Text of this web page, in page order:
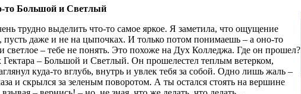
то Большой и Светлый
трудно выделить что-то самое яркое. Я заметила, что ощущение
пусть даже и не на цыпочках. И только потом понимаешь – а оно-то
– тебе не понять. Это похоже на Дух Колледжа. Где он прошел?
– Большой и Светлый. Он прошелестел теплым ветерком,
куда-то вглубь, внутрь и увлек тебя за собой. Одно лишь жаль –
и скрылся за зеленым поворотом. А ты остался стоять на вершине